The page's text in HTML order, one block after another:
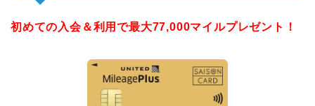
初めての入会＆利用で最大77,000マイルプレゼント！